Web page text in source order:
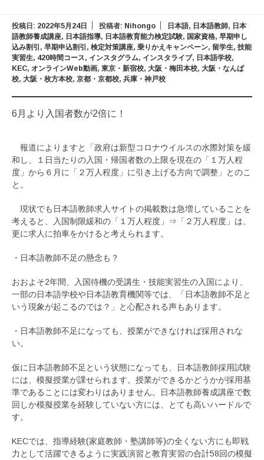
投稿日: 2022年5月24日 投稿者: Nihongo 日本語, 日本語教師, 日本
語教師養成講座, 日本語指導, 日本語教育能力検定試験, 国家資格, 早期申し
込み割引 , 早期申込割引 , 検定対策講座, 乗りかえキャンペーン, 留学生, 技能
実習生, 420時間コース, インスタグラム, インスタライブ, 日本語学校,
KEC, オンラインWeb動画, 東京・新宿校, 大阪・梅田本校, 大阪・なんば
校, 大阪・枚方本校, 京都・京都校, 兵庫・神戸校
6月より入国者数が2倍に！
報道によりますと「政府は新型コロナウイルスの水際対策を緩
和し、１日当たりの入国・帰国者数の上限を現在の「１万人程
度」から６月に「２万人程度」に引き上げる方向で調整」とのこ
と。
現状でも日本語教師求人サイトの掲載数は急増していることを
考えると、入国制限緩和の「１万人程度」⇒「２万人程度」は、
更に求人に拍車をかけると考えられます。
・日本語教師不足の懸念も？
おおよそ2年間、入国待機の受講生・技能実習生の入国により、
一部の日本語学校や日本語教育機関等では、「日本語教師不足と
いう現象が起こるのでは？」と心配される声もあります。
・日本語教師不足になっても、授業ができなければ採用されな
い。
仮に日本語教師不足という状態になっても、日本語教師採用試験
には、模擬授業が課せられます。授業ができるかどうかが採用基
準であることには変わりはありません。日本語教師養成講座で数
回しか模擬授業を経験していない方には、とても高いハードルで
す。
KECでは、指導経験(家庭教師・塾講師等)の全くない方にも即戦
力として活躍できるように実践演習と教育実習の合計58回の模擬